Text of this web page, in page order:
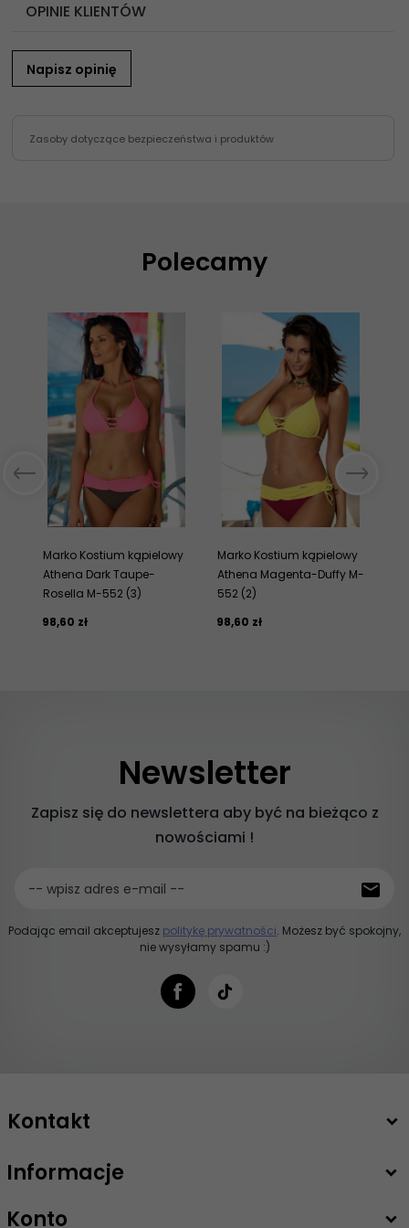
OPINIE KLIENTÓW
Napisz opinię
Zasoby dotyczące bezpieczeństwa i produktów
Polecamy
Marko Kostium kąpielowy
Athena Dark Taupe-
Rosella M-552 (3)
98,60 zł
Marko Kostium kąpielowy
Athena Magenta-Duffy M-
552 (2)
98,60 zł
Newsletter
Zapisz się do newslettera aby być na bieżąco z
nowościami !
-- wpisz adres e-mail --
Podając email akceptujesz politykę prywatności. Możesz być spokojny,
nie wysyłamy spamu :)
Kontakt
+48 503 747 208
Informacje
Konto